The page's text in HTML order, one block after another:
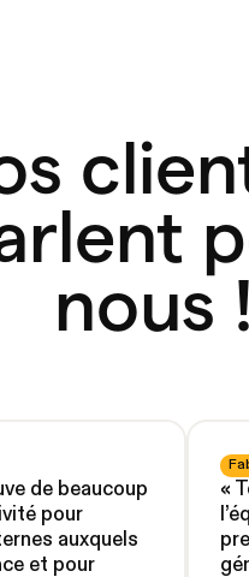
nous !
de beaucoup
pour
auxquels
et pour
«